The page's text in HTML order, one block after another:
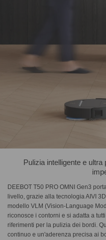
Pulizia intelligente e
DEEBOT T50 PRO OMNI Gen3
livello, grazie alla tecnologia AIVI
modello VLM (Vision-Language
riconosce i contorni e si adatta a
riferimenti per la pulizia dei bordi.
continuo e un'aderenza precisa ai